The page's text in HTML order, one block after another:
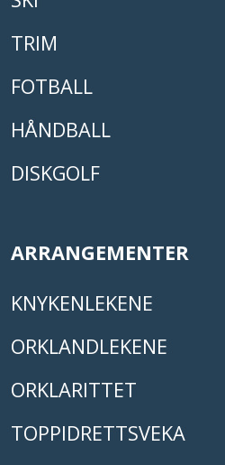
TRIM
FOTBALL
HÅNDBALL
DISKGOLF
ARRANGEMENTER
KNYKENLEKENE
ORKLANDLEKENE
ORKLARITTET
TOPPIDRETTSVEKA